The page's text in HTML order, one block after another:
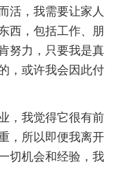
活，我需要让家人
西，包括工作、朋
努力，只要我是真
，或许我会因此付
，我觉得它很有前
，所以即便我离开
切机会和经验，我